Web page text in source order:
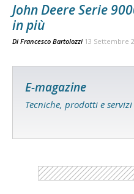
John Deere Serie
in più
Di Francesco Bartolozzi 13 Settembre
E-magazine
Tecniche, prodotti e